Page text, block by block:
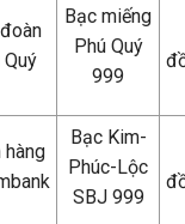
Quý
Bạc miếng
Phú Quý
999
hàng
Bạc Kim-
Phúc-Lộc
SBJ 999